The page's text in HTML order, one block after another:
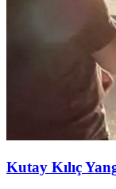
Kutay Kılıç